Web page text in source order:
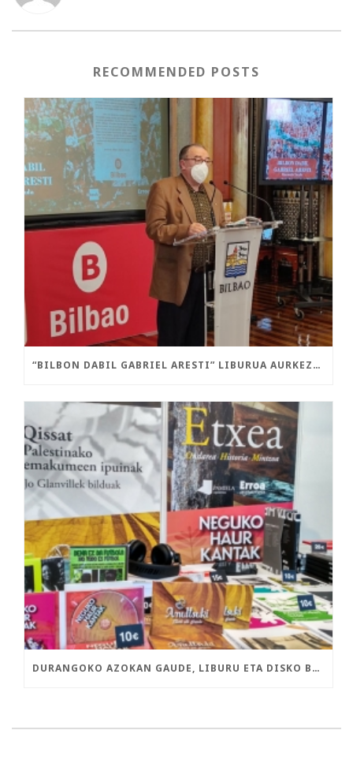
RECOMMENDED POSTS
“BILBON DABIL GABRIEL ARESTI” LIBURUA AURKEZTU DA GAUR
DURANGOKO AZOKAN GAUDE, LIBURU ETA DISKO BERRIEKIN